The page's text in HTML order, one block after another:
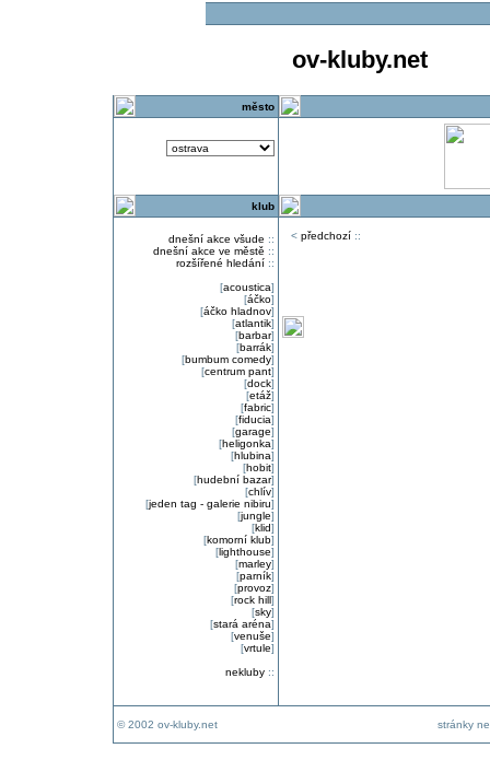
ov-kluby.net
město
klub
dnešní akce všude ::
dnešní akce ve městě ::
rozšířené hledání::
[acoustica]
[áčko]
[áčko hladnov]
[atlantik]
[barbar]
[barrák]
[bumbum comedy]
[centrum pant]
[dock]
[etáž]
[fabric]
[fiducia]
[garage]
[heligonka]
[hlubina]
[hobit]
[hudební bazar]
[chlív]
[jeden tag - galerie nibiru]
[jungle]
[klid]
[komorní klub]
[lighthouse]
[marley]
[parník]
[provoz]
[rock hill]
[sky]
[stará aréna]
[venuše]
[vrtule]
nekluby::
< předchozí::
© 2002 ov-kluby.net stránky